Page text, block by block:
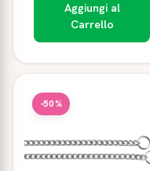
Aggiungi al
Carrello
-50%